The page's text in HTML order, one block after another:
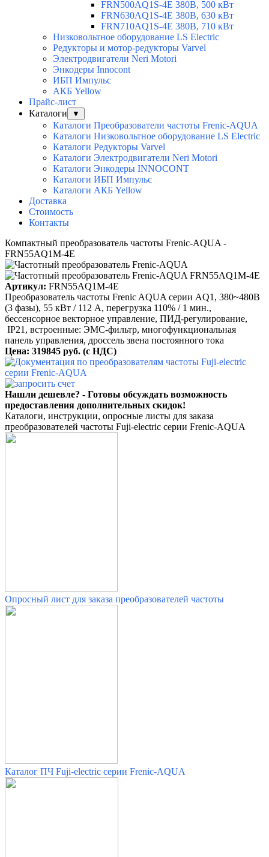
FRN500AQ1S-4E 380В, 500 кВт
FRN630AQ1S-4E 380В, 630 кВт
FRN710AQ1S-4E 380В, 710 кВт
Низковольтное оборудование LS Electric
Редукторы и мотор-редукторы Varvel
Электродвигатели Neri Motori
Энкодеры Innocont
ИБП Импульс
АКБ Yellow
Прайс-лист
Каталоги
▼
Каталоги Преобразователи частоты Frenic-AQUA
Каталоги Низковольтное оборудование LS Electric
Каталоги Редукторы Varvel
Каталоги Электродвигатели Neri Motori
Каталоги Энкодеры INNOCONT
Каталоги ИБП Импульс
Каталоги АКБ Yellow
Доставка
Стоимость
Контакты
Компактный преобразователь частоты Frenic-AQUA -
FRN55AQ1M-4E
Артикул: FRN55AQ1M-4E
Преобразователь частоты Frenic AQUA серии AQ1, 380~480B
(3 фазы), 55 кВт / 112 A, перегрузка 110% / 1 мин.,
бессенсорное векторное управление, ПИД-регулирование,
IP21, встроенные: ЭМС-фильтр, многофункциональная
панель управления, дроссель звена постоянного тока
Цена: 319845 руб. (с НДС)
Нашли дешевле? - Готовы обсуждать возможность
предоставления дополнительных скидок!
Каталоги, инструкции, опросные листы для заказа
преобразователей частоты Fuji-electric серии Frenic-AQUA
Опросный лист для заказа преобразователей частоты
Каталог ПЧ Fuji-electric серии Frenic-AQUA